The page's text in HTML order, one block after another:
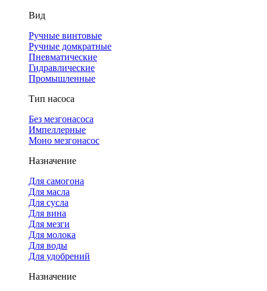
Вид
Ручные винтовые
Ручные домкратные
Пневматические
Гидравлические
Промышленные
Тип насоса
Без мезгонасоса
Импеллерные
Моно мезгонасос
Назначение
Для самогона
Для масла
Для сусла
Для вина
Для мезги
Для молока
Для воды
Для удобрений
Назначение